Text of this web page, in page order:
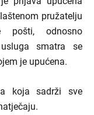
pružatelju
pošti, odnosno
smatra se
je upućena.
koja sadrži sve